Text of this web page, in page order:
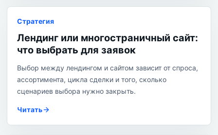
Стратегия
Лендинг или многостраничный сайт:
что выбрать для заявок
Выбор между лендингом и сайтом зависит от спроса,
ассортимента, цикла сделки и того, сколько
сценариев выбора нужно закрыть.
Читать